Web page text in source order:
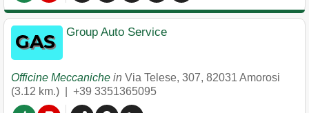
Group Auto Service
Officine Meccaniche in Via Telese, 307, 82031 Amorosi
(3.12 km.) | +39 3351365095